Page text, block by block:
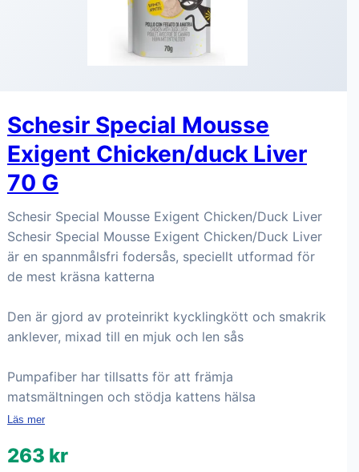
Schesir Special Mousse
Exigent Chicken/duck Liver
70 G
Schesir Special Mousse Exigent Chicken/Duck Liver
Schesir Special Mousse Exigent Chicken/Duck Liver
är en spannmålsfri fodersås, speciellt utformad för
de mest kräsna katterna
Den är gjord av proteinrikt kycklingkött och smakrik
anklever, mixad till en mjuk och len sås
Pumpafiber har tillsatts för att främja
matsmältningen och stödja kattens hälsa
Läs mer
263 kr